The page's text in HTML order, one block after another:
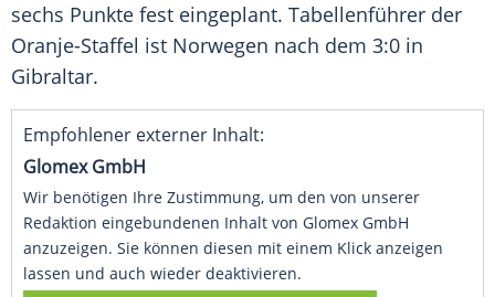
sechs Punkte fest eingeplant. Tabellenführer der
Oranje-Staffel ist Norwegen nach dem 3:0 in
Gibraltar.
Empfohlener externer Inhalt:
Glomex GmbH
Wir benötigen Ihre Zustimmung, um den von unserer
Redaktion eingebundenen Inhalt von Glomex GmbH
anzuzeigen. Sie können diesen mit einem Klick anzeigen
lassen und auch wieder deaktivieren.